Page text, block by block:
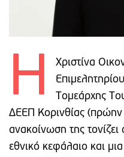
H
Χριστίνα
Τομεάρχης
ΔΕΕΠ Κορινθίας
ανακοίνωση της
εθνικό κεφάλαιο και